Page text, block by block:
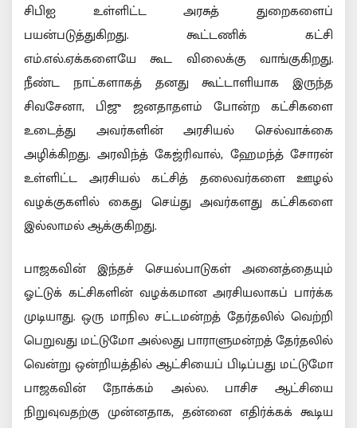
சிபிஐ உள்ளிட்ட அரசுத் துறைகளைப்
பயன்படுத்துகிறது. கூட்டணிக் கட்சி
எம்.எல்.ஏக்களையே கூட விலைக்கு வாங்குகிறது.
நீண்ட நாட்களாகத் தனது கூட்டாளியாக இருந்த
சிவசேனா, பிஜு ஜனதாதளம் போன்ற கட்சிகளை
உடைத்து அவர்களின் அரசியல் செல்வாக்கை
அழிக்கிறது. அரவிந்த் கேஜ்ரிவால், ஹேமந்த் சோரன்
உள்ளிட்ட அரசியல் கட்சித் தலைவர்களை ஊழல்
வழக்குகளில் கைது செய்து அவர்களது கட்சிகளை
இல்லாமல் ஆக்குகிறது.
பாஜகவின் இந்தச் செயல்பாடுகள் அனைத்தையும்
ஓட்டுக் கட்சிகளின் வழக்கமான அரசியலாகப் பார்க்க
முடியாது. ஒரு மாநில சட்டமன்றத் தேர்தலில் வெற்றி
பெறுவது மட்டுமோ அல்லது பாராளுமன்றத் தேர்தலில்
வென்று ஒன்றியத்தில் ஆட்சியைப் பிடிப்பது மட்டுமோ
பாஜகவின் நோக்கம் அல்ல. பாசிச ஆட்சியை
நிறுவுவதற்கு முன்னதாக, தன்னை எதிர்க்கக் கூடிய